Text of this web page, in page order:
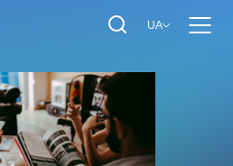
UA